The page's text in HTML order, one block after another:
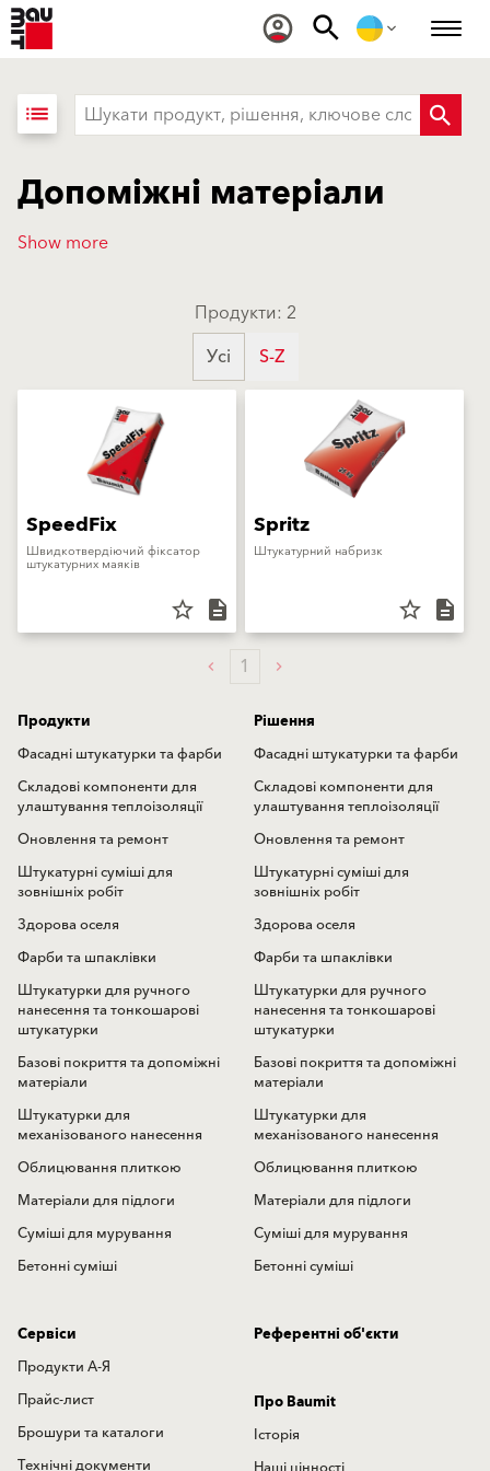
list
Допоміжні матеріали
Show more
Продукти: 2
Усі
S-Z
SpeedFix
Швидкотвердіючий фіксатор
штукатурних маяків
star_border description
Spritz
Штукатурний набризк
star_border description
1
Продукти
Фасадні штукатурки та фарби
Складові компоненти для
улаштування теплоізоляції
Оновлення та ремонт
Штукатурні суміші для
зовнішніх робіт
Здорова оселя
Фарби та шпаклівки
Штукатурки для ручного
нанесення та тонкошарові
штукатурки
Базові покриття та допоміжні
матеріали
Штукатурки для
механізованого нанесення
Облицювання плиткою
Матеріали для підлоги
Суміші для мурування
Бетонні суміші
Рішення
Фасадні штукатурки та фарби
Складові компоненти для
улаштування теплоізоляції
Оновлення та ремонт
Штукатурні суміші для
зовнішніх робіт
Здорова оселя
Фарби та шпаклівки
Штукатурки для ручного
нанесення та тонкошарові
штукатурки
Базові покриття та допоміжні
матеріали
Штукатурки для
механізованого нанесення
Облицювання плиткою
Матеріали для підлоги
Суміші для мурування
Бетонні суміші
Сервіси
Продукти А-Я
Прайс-лист
Брошури та каталоги
Технічні документи
Референтні об'єкти
Про Baumit
Історія